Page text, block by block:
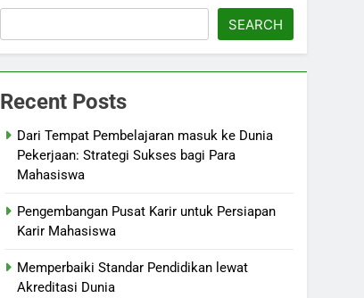
SEARCH
Recent Posts
Dari Tempat Pembelajaran masuk ke Dunia
Pekerjaan: Strategi Sukses bagi Para
Mahasiswa
Pengembangan Pusat Karir untuk Persiapan
Karir Mahasiswa
Memperbaiki Standar Pendidikan lewat
Akreditasi Dunia